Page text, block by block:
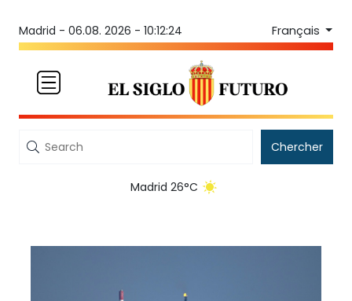
Madrid - 06.08. 2026 - 10:12:24 Français
Chercher
Madrid 26°C